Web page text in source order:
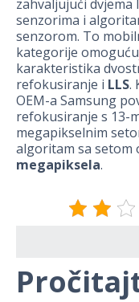
zahvaljujući dvjema
senzorima i
senzorom. To
kategorije
karakteristika
refokusiranje i LLS.
OEM-a Samsung
refokusiranje s 13-
megapikselnim
algoritam sa setom
megapiksela.